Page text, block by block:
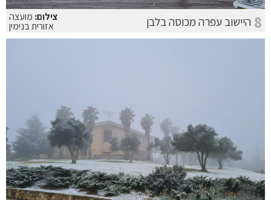
8 היישוב עפרה מכוסה בלבן צילום: מועצה
אזורית בנימין